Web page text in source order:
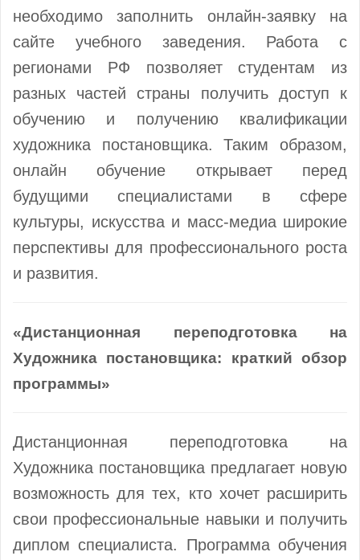
необходимо заполнить онлайн-заявку на
сайте учебного заведения. Работа с
регионами РФ позволяет студентам из
разных частей страны получить доступ к
обучению и получению квалификации
художника постановщика. Таким образом,
онлайн обучение открывает перед
будущими специалистами в сфере
культуры, искусства и масс-медиа широкие
перспективы для профессионального роста
и развития.
«Дистанционная переподготовка на
Художника постановщика: краткий обзор
программы»
Дистанционная переподготовка на
Художника постановщика предлагает новую
возможность для тех, кто хочет расширить
свои профессиональные навыки и получить
диплом специалиста. Программа обучения